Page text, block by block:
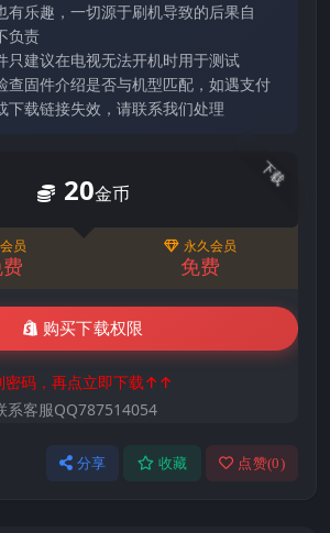
有乐趣，一切源于刷机导致的后果自
负责
只建议在电视无法开机时用于测试
查固件介绍是否与机型匹配，如遇支付
下载链接失效，请联系我们处理
下载
20金币
会员 永久会员
免费
购买下载权限
码，再点立即下载↑↑
系客服QQ787514054
分享 收藏 点赞(0)